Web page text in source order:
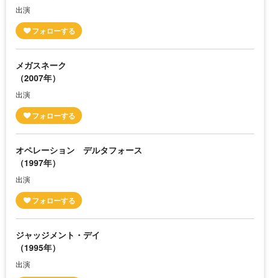
出演
メガスネーク
（2007年）
出演
オペレーション デルタフォース
（1997年）
出演
ジャッジメント・デイ
（1995年）
出演